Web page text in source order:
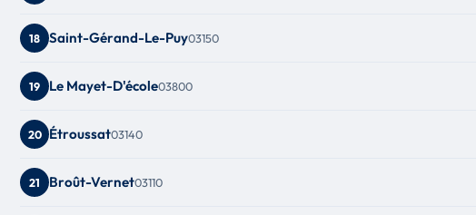
18 Saint-Gérand-Le-Puy03150
19 Le Mayet-D'école03800
20 Étroussat03140
21 Broût-Vernet03110